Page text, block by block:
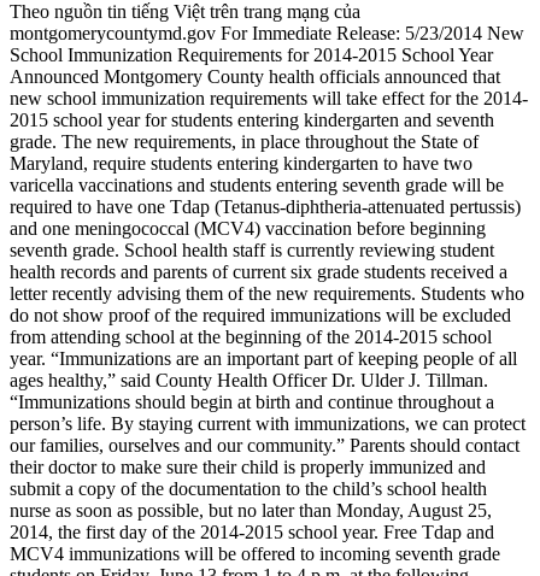
Theo nguồn tin tiếng Việt trên trang mạng của
montgomerycountymd.gov For Immediate Release: 5/23/2014 New
School Immunization Requirements for 2014-2015 School Year
Announced Montgomery County health officials announced that
new school immunization requirements will take effect for the 2014-
2015 school year for students entering kindergarten and seventh
grade. The new requirements, in place throughout the State of
Maryland, require students entering kindergarten to have two
varicella vaccinations and students entering seventh grade will be
required to have one Tdap (Tetanus-diphtheria-attenuated pertussis)
and one meningococcal (MCV4) vaccination before beginning
seventh grade. School health staff is currently reviewing student
health records and parents of current six grade students received a
letter recently advising them of the new requirements. Students who
do not show proof of the required immunizations will be excluded
from attending school at the beginning of the 2014-2015 school
year. “Immunizations are an important part of keeping people of all
ages healthy,” said County Health Officer Dr. Ulder J. Tillman.
“Immunizations should begin at birth and continue throughout a
person’s life. By staying current with immunizations, we can protect
our families, ourselves and our community.” Parents should contact
their doctor to make sure their child is properly immunized and
submit a copy of the documentation to the child’s school health
nurse as soon as possible, but no later than Monday, August 25,
2014, the first day of the 2014-2015 school year. Free Tdap and
MCV4 immunizations will be offered to incoming seventh grade